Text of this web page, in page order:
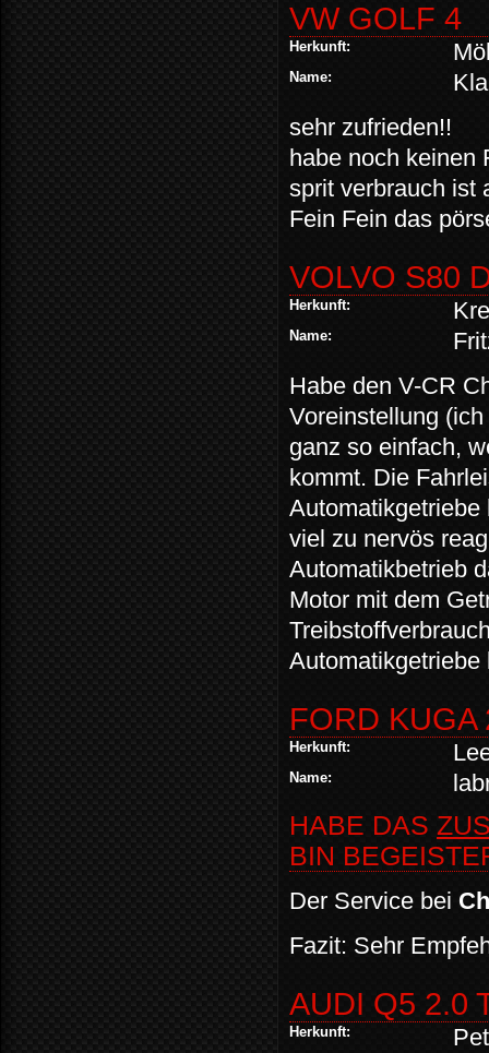
VW GOLF 4
Herkunft:
Name:
sehr zufrieden!!
habe noch keinen
sprit verbrauch ist
Fein Fein das
VOLVO S80
Herkunft:
Name:
Habe den V-CR
Voreinstellung
ganz so einfach,
kommt. Die
viel zu nervös
Automatikbetrieb
Motor mit dem
Automatikgetriebe
FORD KUGA
Herkunft:
Name:
HABE DAS
BIN
Der Service bei
Fazit: Sehr
AUDI Q5 2.0
Herkunft: